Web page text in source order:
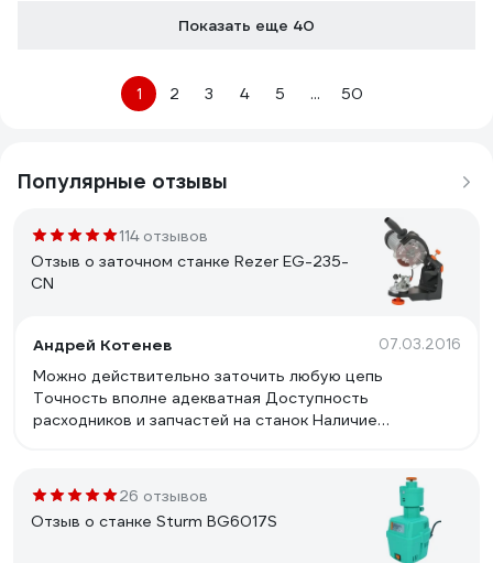
Показать еще 40
1 2 3 4 5 ... 50
Популярные отзывы
114 отзывов
Отзыв о заточном станке Rezer EG-235-
CN
Андрей Котенев 07.03.2016
Можно действительно заточить любую цепь
Точность вполне адекватная Доступность
расходников и запчастей на станок Наличие
26 отзывов
Отзыв о станке Sturm BG6017S